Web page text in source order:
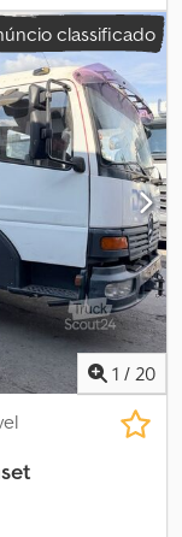
, classe de emissão:
ar
elevatória
(ESP), Camião
plataforma
237.000 km
por isso em
com uma
ligação de ar
para uso imediato.
mais. Djdpfsynxg
classificado
1 / 20